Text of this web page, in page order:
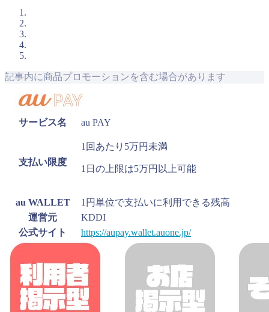
記事内に商品プロモーションを含む場合があります
サービス名 au PAY
支払い限度
1回あたり5万円未満
1日の上限は5万円以上可能
au WALLET
1円単位で支払いに利用できる残高
運営元
KDDI
公式サイト
https://aupay.wallet.auone.jp/